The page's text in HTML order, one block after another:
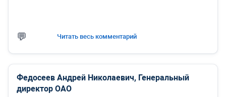
Читать весь комментарий
Федосеев Андрей Николаевич, Генеральный
директор ОАО